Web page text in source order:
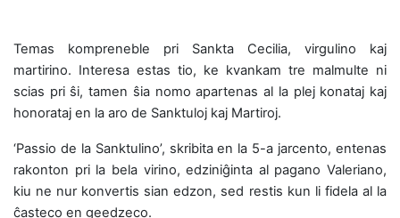
Temas kompreneble pri Sankta Cecilia, virgulino kaj
martirino. Interesa estas tio, ke kvankam tre malmulte ni
scias pri ŝi, tamen ŝia nomo apartenas al la plej konataj kaj
honorataj en la aro de Sanktuloj kaj Martiroj.
‘Passio de la Sanktulino’, skribita en la 5-a jarcento, entenas
rakonton pri la bela virino, edziniĝinta al pagano Valeriano,
kiu ne nur konvertis sian edzon, sed restis kun li fidela al la
ĉasteco en geedzeco.